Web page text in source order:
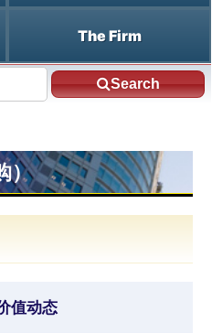
The Firm
Search
）
值动态